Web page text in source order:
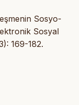
Sosyo-
Sosyal
169-182.